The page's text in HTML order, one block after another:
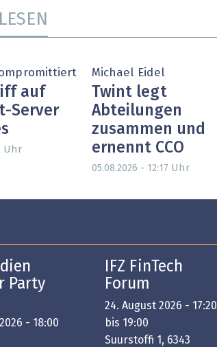
auf
Server
Uhr
Michael Eidel
Twint legt
Abteilungen
zusammen und
ernennt CCO
05.08.2026 - 12:17 Uhr
Party
- 18:00
IFZ FinTech
Forum
24. August 2026 - 17:20
bis 19:00
Suurstoffi 1, 6343